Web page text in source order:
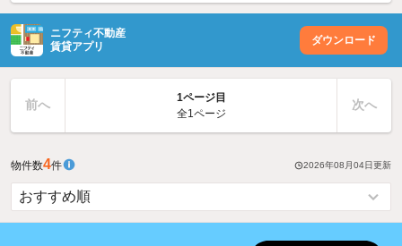
ニフティ不動産
賃貸アプリ
ダウンロード
前へ
1ページ目
全1ページ
次へ
物件数4件 2026年08月04日更新